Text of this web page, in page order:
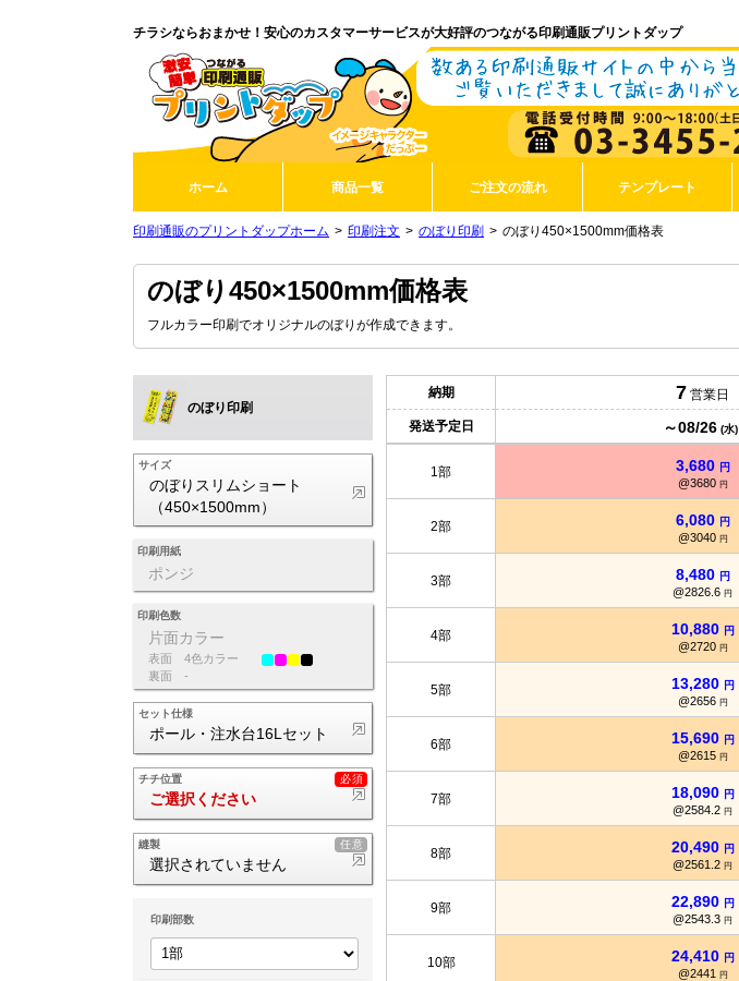
チラシならおまかせ！安心のカスタマーサービスが大好評のつながる印刷通販プリントダップ
ホーム 商品一覧 ご注文の流れ テンプレート
印刷通販のプリントダップホーム 印刷注文 のぼり印刷 のぼり450×1500mm価格表
のぼり450×1500mm価格表
フルカラー印刷でオリジナルのぼりが作成できます。
のぼり印刷
サイズ
のぼりスリムショート
（450×1500mm）
印刷用紙
ポンジ
印刷色数
片面カラー
表面
4色カラー
裏面
-
セット仕様
ポール・注水台16Lセット
チチ位置
ご選択ください
縫製
選択されていません
印刷部数
納期
発送予定日
7 営業日
～08/26 (水)
1部 3,680 円
@3680 円
2部 6,080 円
@3040 円
3部 8,480 円
@2826.6円
4部 10,880 円
@2720 円
5部 13,280 円
@2656 円
6部 15,690 円
@2615 円
7部 18,090 円
@2584.2円
8部 20,490 円
@2561.2円
9部 22,890 円
@2543.3円
10部 24,410 円
@2441 円